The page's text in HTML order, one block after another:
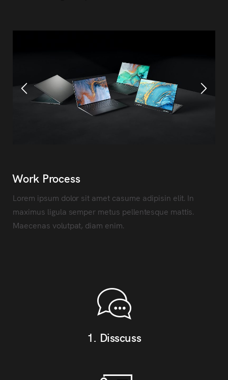
Work Process
Lorem ipsum dolor sit amet casume adipisin elit. In
maximus ligula semper metus pellentesque mattis.
Maecenas volutpat, diam enim.
1. Disscuss